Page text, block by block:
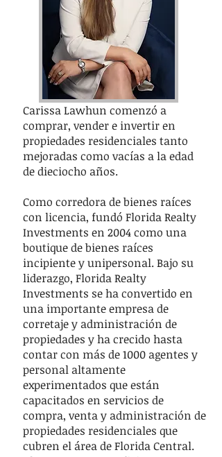
Carissa Lawhun comenzó a
comprar, vender e invertir en
propiedades residenciales tanto
mejoradas como vacías a la edad
de dieciocho años.
Como corredora de bienes raíces
con licencia, fundó Florida Realty
Investments en 2004 como una
boutique de bienes raíces
incipiente y unipersonal. Bajo su
liderazgo, Florida Realty
Investments se ha convertido en
una importante empresa de
corretaje y administración de
propiedades y ha crecido hasta
contar con más de 1000 agentes y
personal altamente
experimentados que están
capacitados en servicios de
compra, venta y administración de
propiedades residenciales que
cubren el área de Florida Central.